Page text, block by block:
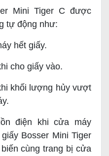
Mini Tiger C được
tự động như:
hết giấy.
cho giấy vào.
khối lượng hủy vượt
điện khi cửa máy
Bosser Mini Tiger
cùng trang bị cửa